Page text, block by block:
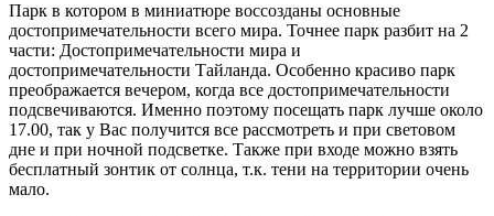
Парк в котором в миниатюре воссозданы основные
достопримечательности всего мира. Точнее парк разбит на 2
части: Достопримечательности мира и
достопримечательности Тайланда. Особенно красиво парк
преображается вечером, когда все достопримечательности
подсвечиваются. Именно поэтому посещать парк лучше около
17.00, так у Вас получится все рассмотреть и при световом
дне и при ночной подсветке. Также при входе можно взять
бесплатный зонтик от солнца, т.к. тени на территории очень
мало.